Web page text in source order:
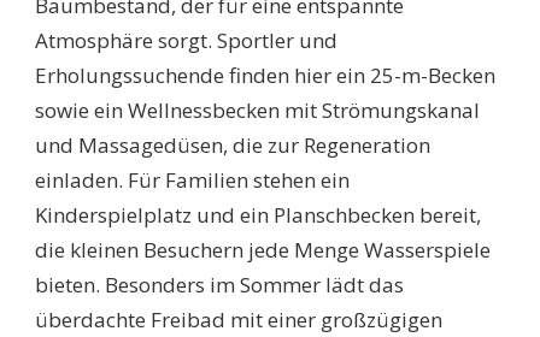
Atmosphäre sorgt. Sportler und
Erholungssuchende finden hier ein 25-m-Becken
sowie ein Wellnessbecken mit Strömungskanal
und Massagedüsen, die zur Regeneration
einladen. Für Familien stehen ein
Kinderspielplatz und ein Planschbecken bereit,
die kleinen Besuchern jede Menge Wasserspiele
bieten. Besonders im Sommer lädt das
überdachte Freibad mit einer großzügigen